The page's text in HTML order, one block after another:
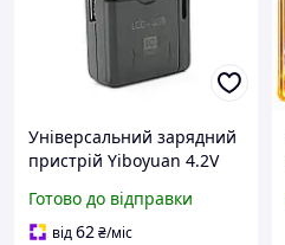
Універсальний зарядний
пристрій Yiboyuan 4.2V
Black Box
Готово до відправки
від62₴/міс